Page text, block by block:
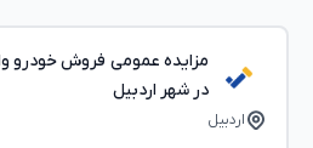
مزایده عمومی فروش خودرو
در شهر اردبیل
اردبیل